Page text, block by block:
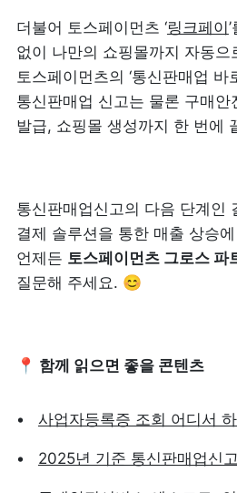
더불어 토스페이먼츠 ‘링크페이
없이 나만의 쇼핑몰까지 자동
토스페이먼츠의 ‘통신판매업 바
통신판매업 신고는 물론 구매안
발급, 쇼핑몰 생성까지 한 번에
통신판매업신고의 다음 단계인
결제 솔루션을 통한 매출 상승
언제든 토스페이먼츠 그로스 파
질문해 주세요. 😊
📍 함께 읽으면 좋을 콘텐츠
사업자등록증 조회 어디서
2025년 기준 통신판매업신